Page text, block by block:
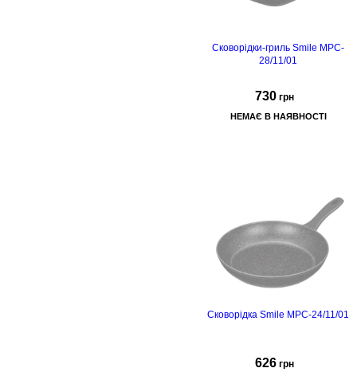
Сковорідки-гриль Smile MPC-
28/11/01
730 грн
НЕМАЄ В НАЯВНОСТІ
Сковорідка Smile MPC-24/11/01
626 грн